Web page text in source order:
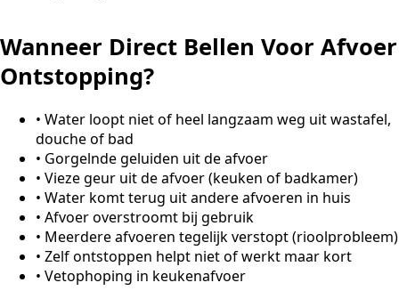
Wanneer Direct Bellen Voor Afvoer
Ontstopping?
• Water loopt niet of heel langzaam weg uit wastafel,
douche of bad
• Gorgelnde geluiden uit de afvoer
• Vieze geur uit de afvoer (keuken of badkamer)
• Water komt terug uit andere afvoeren in huis
• Afvoer overstroomt bij gebruik
• Meerdere afvoeren tegelijk verstopt (rioolprobleem)
• Zelf ontstoppen helpt niet of werkt maar kort
• Vetophoping in keukenafvoer